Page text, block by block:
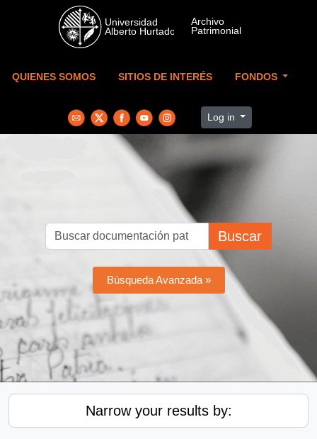
Skip to main content
QUIENES SOMOS SITIOS DE INTERÉS FONDOS
Log in
Buscar
Búsqueda Avanzada »
Narrow your results by: